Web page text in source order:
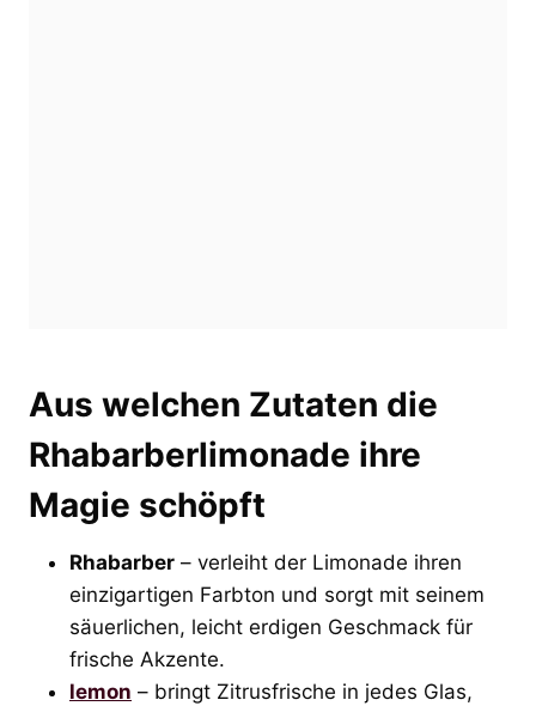
Aus welchen Zutaten die
Rhabarberlimonade ihre
Magie schöpft
Rhabarber – verleiht der Limonade ihren
einzigartigen Farbton und sorgt mit seinem
säuerlichen, leicht erdigen Geschmack für
frische Akzente.
lemon – bringt Zitrusfrische in jedes Glas,